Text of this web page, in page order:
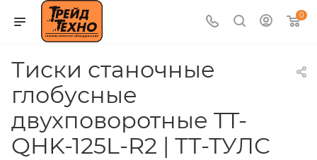
0
Тиски станочные
глобусные
двухповоротные TT-
QHK-125L-R2 | ТТ-ТУЛС